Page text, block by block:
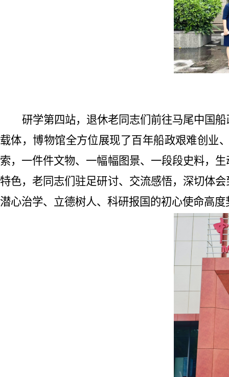
研学第四站， 退休老同志们 前往马尾中国
载体，博物馆全方位展现了百年船政艰难创业
索，一件件文物、一幅幅图景、一段段史料，
特色，老 同志们驻足研讨、交流感悟，深切体
潜心治学、立德树人、科研报国的初心使命高度